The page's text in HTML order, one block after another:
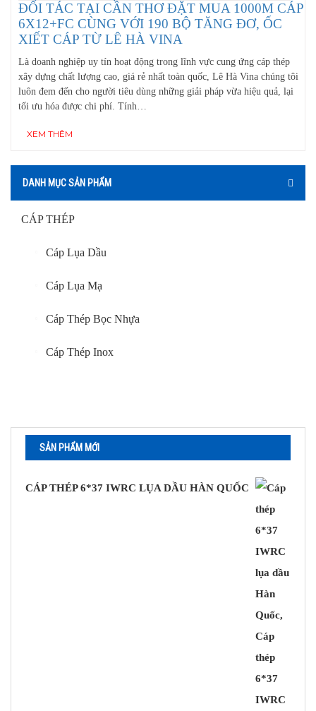
ĐỐI TÁC TẠI CẦN THƠ ĐẶT MUA 1000M CÁP
6X12+FC CÙNG VỚI 190 BỘ TĂNG ĐƠ, ỐC
XIẾT CÁP TỪ LÊ HÀ VINA
Là doanh nghiệp uy tín hoạt động trong lĩnh vực cung ứng cáp thép
xây dựng chất lượng cao, giá rẻ nhất toàn quốc, Lê Hà Vina chúng tôi
luôn đem đến cho người tiêu dùng những giải pháp vừa hiệu quả, lại
tối ưu hóa được chi phí. Tính…
XEM THÊM
DANH MỤC SẢN PHẨM
CÁP THÉP
Cáp Lụa Dầu
Cáp Lụa Mạ
Cáp Thép Bọc Nhựa
Cáp Thép Inox
Khóa Cáp Mạ Kẽm
Khóa Cáp Inox
MA NÍ
SẢN PHẨM MỚI
CÁP THÉP 6*37 IWRC LỤA DẦU HÀN QUỐC